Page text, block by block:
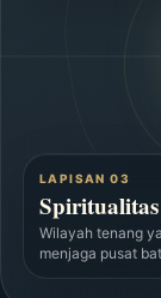
LAPISAN 03
Spiritualitas
Wilayah tenang
menjaga pusat